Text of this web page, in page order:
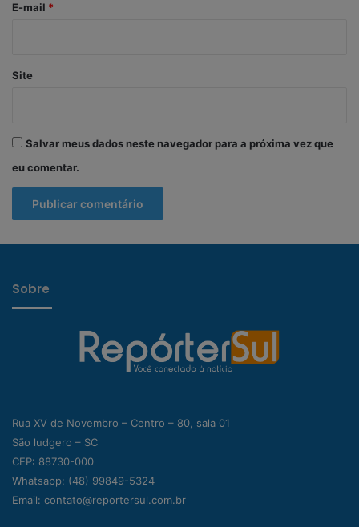
*
E-mail *
Site
Salvar meus dados neste navegador para a próxima vez que
eu comentar.
Sobre
Rua XV de Novembro – Centro – 80, sala 01
São ludgero – SC
CEP: 88730-000
Whatsapp: (48) 99849-5324
Email: contato@reportersul.com.br